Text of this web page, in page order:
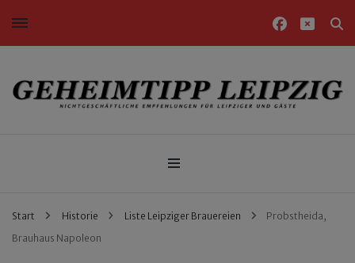
Nichtgeschäftliche Empfehlungen für Leipziger und Gäste
Start Historie Liste Leipziger Brauereien
Probstheida,
Brauhaus Napoleon